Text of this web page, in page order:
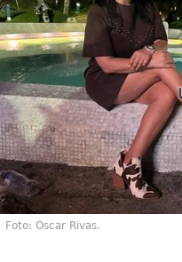
Foto: Oscar Rivas.